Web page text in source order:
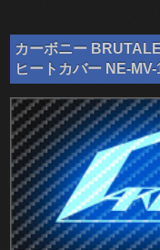
カーボニー
ヒートカバー NE-